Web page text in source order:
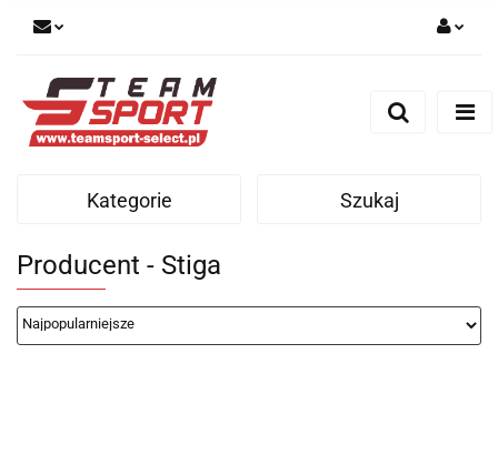
Zarejestruj się
Kategorie Szukaj
Producent - Stiga